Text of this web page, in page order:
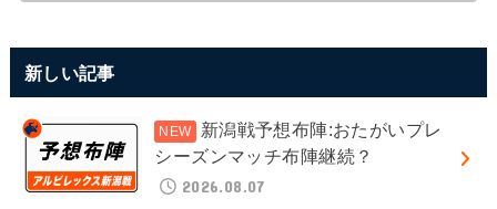
新しい記事
新潟戦予想布陣:おたがいプレ
シーズンマッチ布陣継続？
2026.08.07